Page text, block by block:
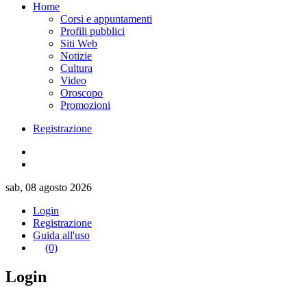
Home
Corsi e appuntamenti
Profili pubblici
Siti Web
Notizie
Cultura
Video
Oroscopo
Promozioni
Registrazione
sab, 08 agosto 2026
Login
Registrazione
Guida all'uso
(0)
Login